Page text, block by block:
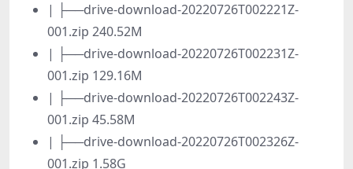
| ├──drive-download-20220726T002221Z-
001.zip 240.52M
| ├──drive-download-20220726T002231Z-
001.zip 129.16M
| ├──drive-download-20220726T002243Z-
001.zip 45.58M
| ├──drive-download-20220726T002326Z-
001.zip 1.58G